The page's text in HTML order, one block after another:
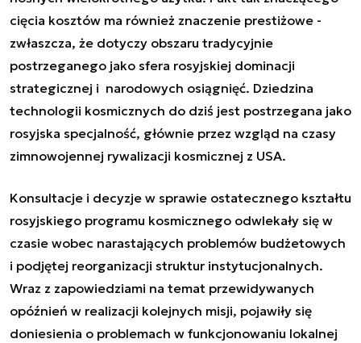
cięcia kosztów ma również znaczenie prestiżowe -
zwłaszcza, że dotyczy obszaru tradycyjnie
postrzeganego jako sfera rosyjskiej dominacji
strategicznej i narodowych osiągnięć. Dziedzina
technologii kosmicznych do dziś jest postrzegana jako
rosyjska specjalność, głównie przez wzgląd na czasy
zimnowojennej rywalizacji kosmicznej z USA.
Konsultacje i decyzje w sprawie ostatecznego kształtu
rosyjskiego programu kosmicznego odwlekały się w
czasie wobec narastających problemów budżetowych
i podjętej reorganizacji struktur instytucjonalnych.
Wraz z zapowiedziami na temat przewidywanych
opóźnień w realizacji kolejnych misji, pojawiły się
doniesienia o problemach w funkcjonowaniu lokalnej